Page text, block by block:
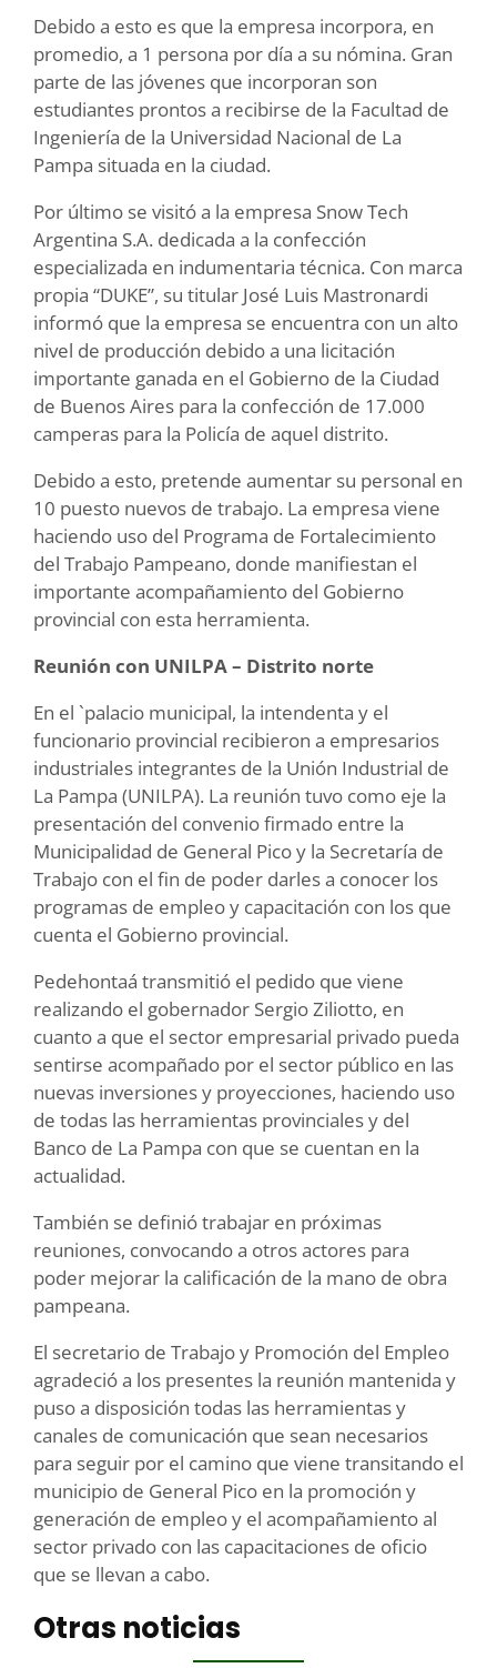
Debido a esto es que la empresa incorpora, en
promedio, a 1 persona por día a su nómina. Gran
parte de las jóvenes que incorporan son
estudiantes prontos a recibirse de la Facultad de
Ingeniería de la Universidad Nacional de La
Pampa situada en la ciudad.
Por último se visitó a la empresa Snow Tech
Argentina S.A. dedicada a la confección
especializada en indumentaria técnica. Con marca
propia “DUKE”, su titular José Luis Mastronardi
informó que la empresa se encuentra con un alto
nivel de producción debido a una licitación
importante ganada en el Gobierno de la Ciudad
de Buenos Aires para la confección de 17.000
camperas para la Policía de aquel distrito.
Debido a esto, pretende aumentar su personal en
10 puesto nuevos de trabajo. La empresa viene
haciendo uso del Programa de Fortalecimiento
del Trabajo Pampeano, donde manifiestan el
importante acompañamiento del Gobierno
provincial con esta herramienta.
Reunión con UNILPA – Distrito norte
En el `palacio municipal, la intendenta y el
funcionario provincial recibieron a empresarios
industriales integrantes de la Unión Industrial de
La Pampa (UNILPA). La reunión tuvo como eje la
presentación del convenio firmado entre la
Municipalidad de General Pico y la Secretaría de
Trabajo con el fin de poder darles a conocer los
programas de empleo y capacitación con los que
cuenta el Gobierno provincial.
Pedehontaá transmitió el pedido que viene
realizando el gobernador Sergio Ziliotto, en
cuanto a que el sector empresarial privado pueda
sentirse acompañado por el sector público en las
nuevas inversiones y proyecciones, haciendo uso
de todas las herramientas provinciales y del
Banco de La Pampa con que se cuentan en la
actualidad.
También se definió trabajar en próximas
reuniones, convocando a otros actores para
poder mejorar la calificación de la mano de obra
pampeana.
El secretario de Trabajo y Promoción del Empleo
agradeció a los presentes la reunión mantenida y
puso a disposición todas las herramientas y
canales de comunicación que sean necesarios
para seguir por el camino que viene transitando el
municipio de General Pico en la promoción y
generación de empleo y el acompañamiento al
sector privado con las capacitaciones de oficio
que se llevan a cabo.
Otras noticias